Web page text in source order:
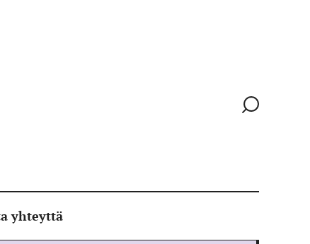
Siirry
yhteyttä